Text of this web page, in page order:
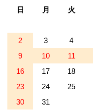
日
月 火
2
3 4
9
10 11
16
17 18
23
24 25
30
31